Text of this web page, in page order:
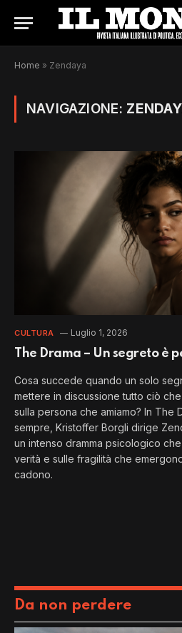
Home » Zendaya
NAVIGAZIONE:
CULTURA Luglio 1, 2026
The Drama – Un segreto è
Cosa succede quando un solo
mettere in discussione tutto ciò
sulla persona che amiamo? In The
sempre, Kristoffer Borgli dirige
un intenso dramma psicologico
verità e sulle fragilità che
cadono.
Da non perdere